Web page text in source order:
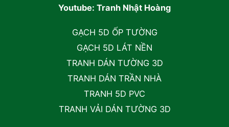
Youtube: Tranh Nhật Hoàng
GẠCH 5D ỐP TƯỜNG
GẠCH 5D LÁT NỀN
TRANH DÁN TƯỜNG 3D
TRANH DÁN TRẦN NHÀ
TRANH 5D PVC
TRANH VẢI DÁN TƯỜNG 3D